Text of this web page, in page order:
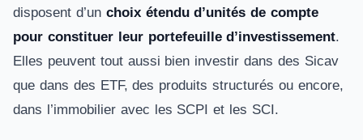
disposent d’un choix étendu d’unités de compte
pour constituer leur portefeuille d’investissement.
Elles peuvent tout aussi bien investir dans des Sicav
que dans des ETF, des produits structurés ou encore,
dans l’immobilier avec les SCPI et les SCI.